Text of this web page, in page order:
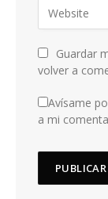
Guardar
volver a
Avísame
a mi